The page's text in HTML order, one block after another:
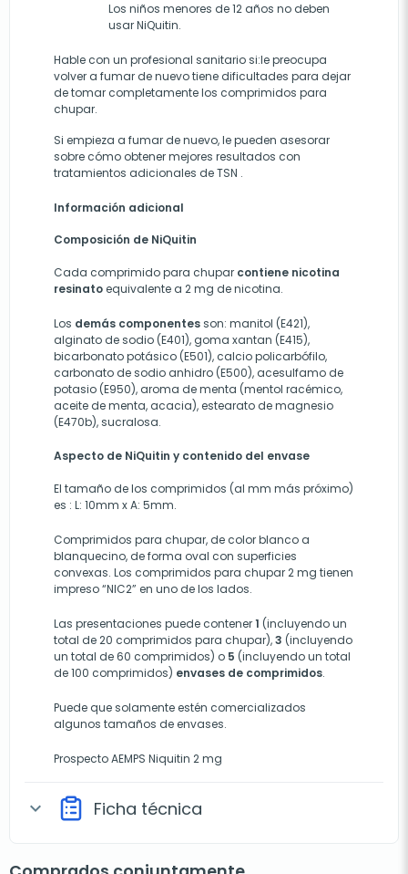
Los niños menores de 12 años no deben
usar NiQuitin.
Hable con un profesional sanitario si:le preocupa
volver a fumar de nuevo tiene dificultades para dejar
de tomar completamente los comprimidos para
chupar.
Si empieza a fumar de nuevo, le pueden asesorar
sobre cómo obtener mejores resultados con
tratamientos adicionales de TSN .
Información adicional
Composición de NiQuitin
Cada comprimido para chupar contiene nicotina
resinatoequivalente a 2 mg de nicotina.
Los demás componentesson: manitol (E421),
alginato de sodio (E401), goma xantan (E415),
bicarbonato potásico (E501), calcio policarbófilo,
carbonato de sodio anhidro (E500), acesulfamo de
potasio (E950), aroma dementa (mentol racémico,
aceite de menta, acacia), estearato de magnesio
(E470b), sucralosa.
Aspecto de NiQuitin y contenido del envase
El tamaño de los comprimidos (al mm más próximo)
es : L: 10mm x A: 5mm.
Comprimidos para chupar, de color blanco a
blanquecino, de forma oval con superficies
convexas. Los comprimidos para chupar 2 mg tienen
impreso “NIC2” en uno de los lados.
Las presentaciones puede contener1 (incluyendo un
total de 20 comprimidos para chupar),3 (incluyendo
un total de 60 comprimidos) o 5 (incluyendo un total
de 100 comprimidos) envases de comprimidos.
Puede que solamente estén comercializados
algunos tamaños de envases.
Prospecto AEMPS Niquitin 2 mg
expand_more Ficha técnica